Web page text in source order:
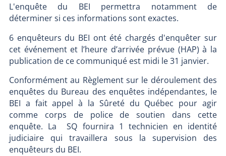
L'enquête du BEI permettra notamment de
déterminer si ces informations sont exactes.
6 enquêteurs du BEI ont été chargés d'enquêter sur
cet événement et l’heure d’arrivée prévue (HAP) à la
publication de ce communiqué est midi le 31 janvier.
Conformément au Règlement sur le déroulement des
enquêtes du Bureau des enquêtes indépendantes, le
BEI a fait appel à la Sûreté du Québec pour agir
comme corps de police de soutien dans cette
enquête. La SQ fournira 1 technicien en identité
judiciaire qui travaillera sous la supervision des
enquêteurs du BEI.